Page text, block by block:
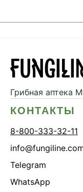
Грибная аптека
КОНТАКТЫ
8-800-333-32-11
Telegram
WhatsApp